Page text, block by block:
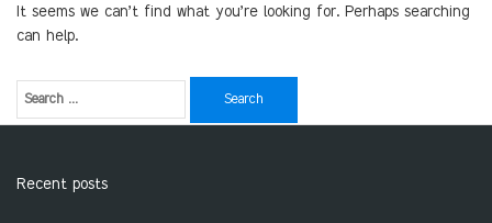
It seems we can’t find what you’re looking for. Perhaps searching
can help.
Recent posts